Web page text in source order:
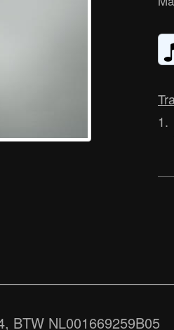
1.
BTW NL001669259B05